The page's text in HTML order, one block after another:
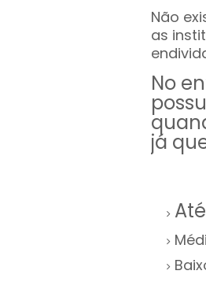
Não
as
No
já